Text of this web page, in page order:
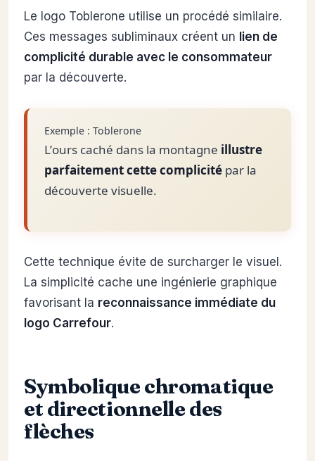
Le logo Toblerone utilise un procédé similaire.
Ces messages subliminaux créent un lien de
complicité durable avec le consommateur
par la découverte.
Exemple : Toblerone
L’ours caché dans la montagne illustre
parfaitement cette complicité par la
découverte visuelle.
Cette technique évite de surcharger le visuel.
La simplicité cache une ingénierie graphique
favorisant la reconnaissance immédiate du
logo Carrefour.
Symbolique chromatique
et directionnelle des
flèches